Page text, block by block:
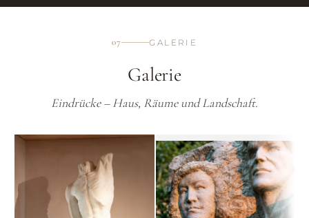
07 GALERIE
Galerie
Eindrücke – Haus, Räume und Landschaft.